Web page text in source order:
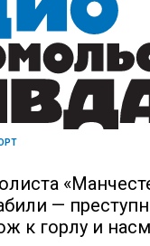
—
к горлу и